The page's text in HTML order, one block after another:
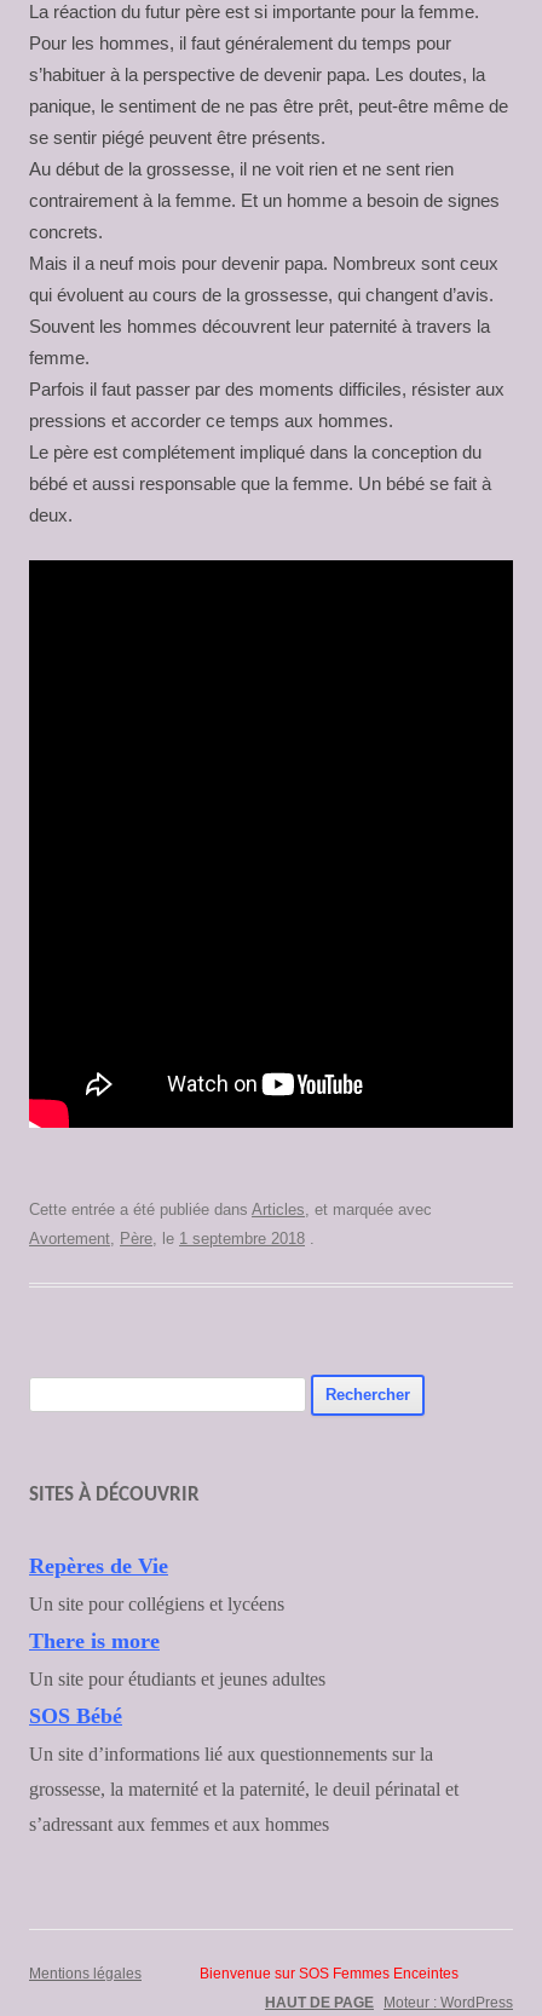
La réaction du futur père est si importante pour la femme.
Pour les hommes, il faut généralement du temps pour
s’habituer à la perspective de devenir papa. Les doutes, la
panique, le sentiment de ne pas être prêt, peut-être même de
se sentir piégé peuvent être présents.
Au début de la grossesse, il ne voit rien et ne sent rien
contrairement à la femme. Et un homme a besoin de signes
concrets.
Mais il a neuf mois pour devenir papa. Nombreux sont ceux
qui évoluent au cours de la grossesse, qui changent d’avis.
Souvent les hommes découvrent leur paternité à travers la
femme.
Parfois il faut passer par des moments difficiles, résister aux
pressions et accorder ce temps aux hommes.
Le père est complétement impliqué dans la conception du
bébé et aussi responsable que la femme. Un bébé se fait à
deux.
Cette entrée a été publiée dans Articles, et marquée avec
Avortement, Père, le 1 septembre 2018 .
SITES À DÉCOUVRIR
Repères de Vie
Un site pour collégiens et lycéens
There is more
Un site pour étudiants et jeunes adultes
SOS Bébé
Un site d’informations lié aux questionnements sur la
grossesse, la maternité et la paternité, le deuil périnatal et
s’adressant aux femmes et aux hommes
Mentions légales
Bienvenue sur SOS Femmes Enceintes
HAUT DE PAGE
Moteur : WordPress